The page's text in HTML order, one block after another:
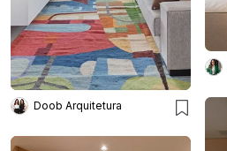
Doob Arquitetura